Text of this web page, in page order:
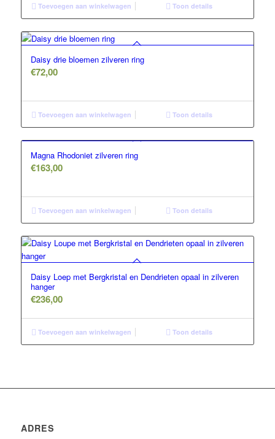
Toevoegen aan winkelwagen Toon details
Daisy drie bloemen zilveren ring
€72,00
Toevoegen aan winkelwagen Toon details
Magna Rhodoniet zilveren ring
€163,00
Toevoegen aan winkelwagen Toon details
Daisy Loep met Bergkristal en Dendrieten opaal in zilveren
hanger
€236,00
Toevoegen aan winkelwagen Toon details
ADRES